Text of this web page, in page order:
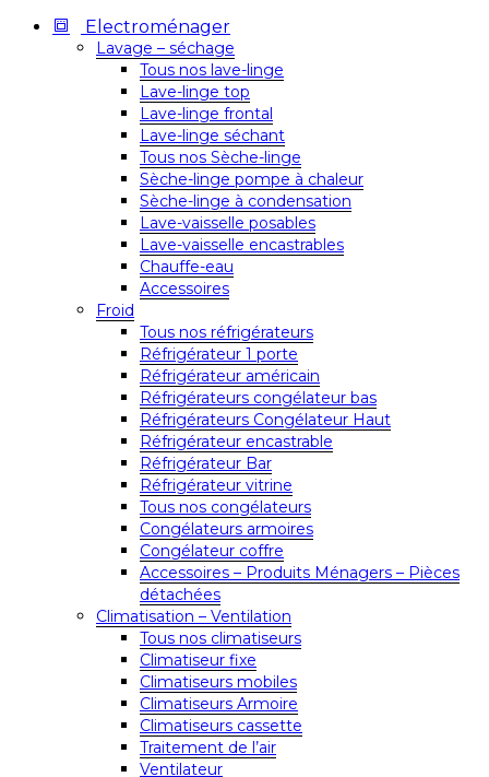
Electroménager
Lavage – séchage
Tous nos lave-linge
Lave-linge top
Lave-linge frontal
Lave-linge séchant
Tous nos Sèche-linge
Sèche-linge pompe à chaleur
Sèche-linge à condensation
Lave-vaisselle posables
Lave-vaisselle encastrables
Chauffe-eau
Accessoires
Froid
Tous nos réfrigérateurs
Réfrigérateur 1 porte
Réfrigérateur américain
Réfrigérateurs congélateur bas
Réfrigérateurs Congélateur Haut
Réfrigérateur encastrable
Réfrigérateur Bar
Réfrigérateur vitrine
Tous nos congélateurs
Congélateurs armoires
Congélateur coffre
Accessoires – Produits Ménagers – Pièces
détachées
Climatisation – Ventilation
Tous nos climatiseurs
Climatiseur fixe
Climatiseurs mobiles
Climatiseurs Armoire
Climatiseurs cassette
Traitement de l’air
Ventilateur